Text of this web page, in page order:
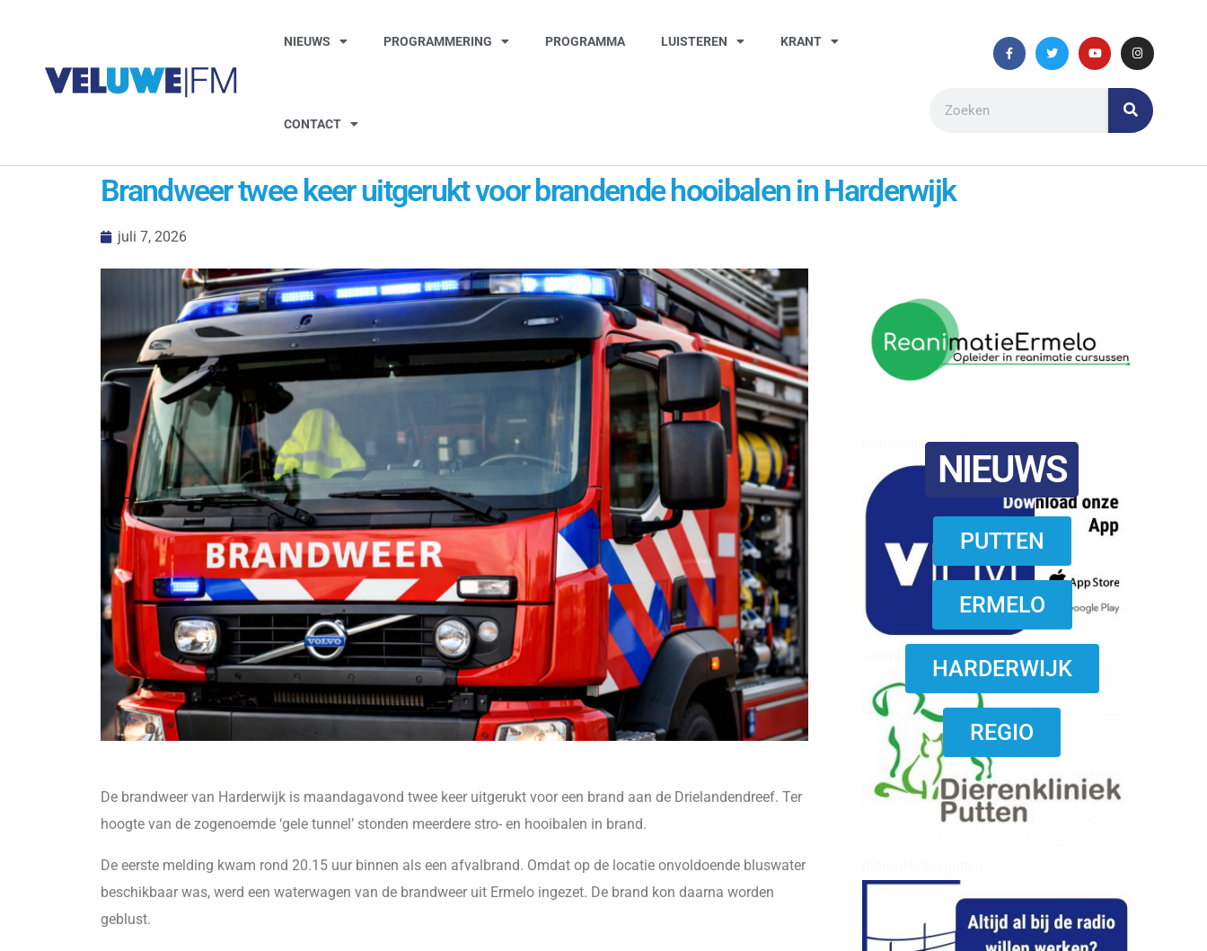
NIEUWS PROGRAMMERING PROGRAMMA LUISTEREN KRANT
CONTACT
Brandweer twee keer uitgerukt voor brandende hooibalen in Harderwijk
juli 7, 2026
reanimatie ermelo
NIEUWS
PUTTEN
ERMELO
HARDERWIJK
REGIO
De brandweer van Harderwijk is maandagavond twee keer uitgerukt voor een brand aan de Drielandendreef. Ter
hoogte van de zogenoemde ‘gele tunnel’ stonden meerdere stro- en hooibalen in brand.
De eerste melding kwam rond 20.15 uur binnen als een afvalbrand. Omdat op de locatie onvoldoende bluswater
beschikbaar was, werd een waterwagen van de brandweer uit Ermelo ingezet. De brand kon daarna worden
geblust.